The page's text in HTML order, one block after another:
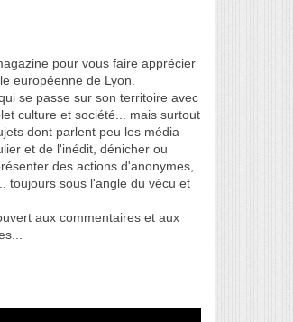
pour vous faire apprécier
européenne de Lyon.
se passe sur son territoire avec
culture et société... mais surtout
dont parlent peu les média
et de l'inédit, dénicher ou
des actions d'anonymes,
toujours sous l'angle du vécu et
aux commentaires et aux